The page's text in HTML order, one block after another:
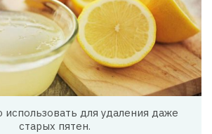
для удаления даже
старых пятен.